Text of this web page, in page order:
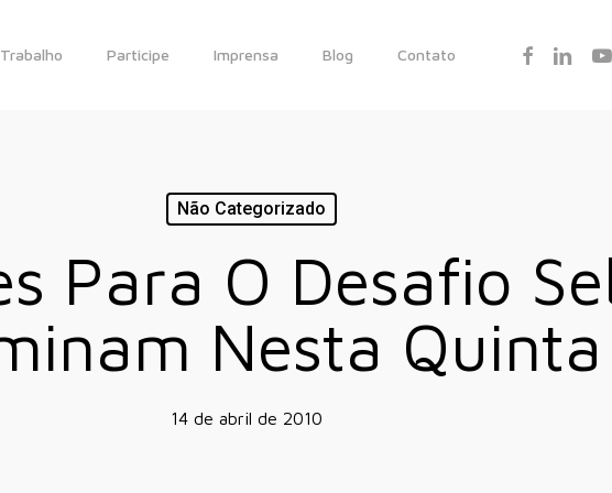
Participe Imprensa Blog Contato FacebookLinkedin
Não Categorizado
Para O Desafio
Nesta Quinta
14 de abril de 2010